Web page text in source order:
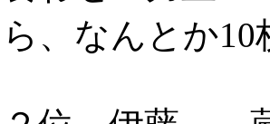
ら、なんとか